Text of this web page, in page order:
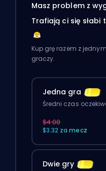
Masz problem z
Trafiają ci się słabi
Kup grę razem z
graczy.
Jedna gra
Średni czas
$4.00
$3.32 za mecz
Dwie gry